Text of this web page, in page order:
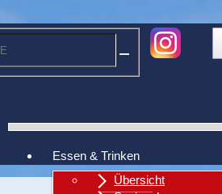
Essen & Trinken
Übersicht